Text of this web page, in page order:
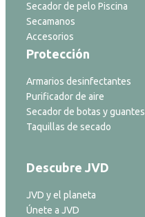
Secador de pelo Piscina
Secamanos
Accesorios
Protección
Armarios desinfectantes
Purificador de aire
Secador de botas y guantes
Taquillas de secado
Descubre JVD
JVD y el planeta
Únete a JVD